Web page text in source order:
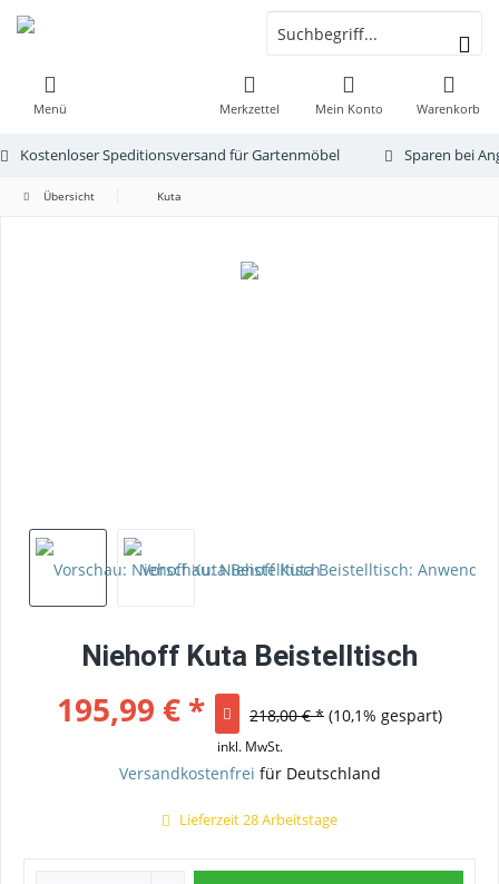
Menü Warenkorb
Merkzettel Mein Konto
Kostenloser Speditionsversand für Gartenmöbel Sparen bei
Übersicht Kuta
Niehoff Kuta Beistelltisch
195,99 € * 218,00 € * (10,1% gespart)
inkl. MwSt.
Versandkostenfrei für Deutschland
Lieferzeit 28 Arbeitstage